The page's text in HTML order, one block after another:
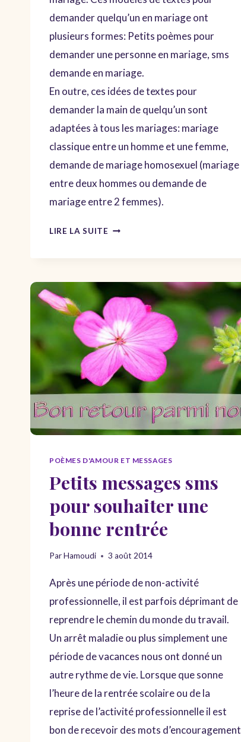
demander quelqu’un en mariage ont
plusieurs formes: Petits poèmes pour
demander une personne en mariage, sms
demande en mariage.
En outre, ces idées de textes pour
demander la main de quelqu’un sont
adaptées à tous les mariages: mariage
classique entre un homme et une femme,
demande de mariage homosexuel (mariage
entre deux hommes ou demande de
mariage entre 2 femmes).
LIRE LA SUITE POÈMES
SMS
DEMANDER
QUELQU’UN
EN
MARIAGE
POÈMES D'AMOUR ET MESSAGES
Petits messages sms
pour souhaiter une
bonne rentrée
ParHamoudi 3 août 2014
Après une période de non-activité
professionnelle, il est parfois déprimant de
reprendre le chemin du monde du travail.
Un arrêt maladie ou plus simplement une
période de vacances nous ont donné un
autre rythme de vie. Lorsque que sonne
l’heure de la rentrée scolaire ou de la
reprise de l’activité professionnelle il est
bon de recevoir des mots d’encouragement